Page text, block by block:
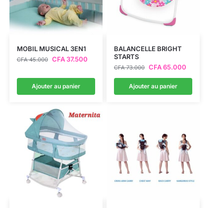
MOBIL MUSICAL 3EN1
CFA45.000 CFA37.500
Ajouter au panier
BALANCELLE BRIGHT
STARTS
CFA73.000 CFA65.000
Ajouter au panier